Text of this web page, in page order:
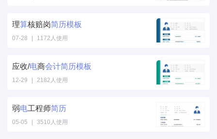
理算核赔岗简历模板
07-28 1172人使用
应收/电商会计简历模板
12-29 2182人使用
弱电工程师简历
05-05 3510人使用